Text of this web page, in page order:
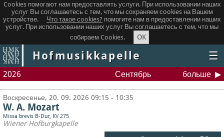
Cookies помогают нам предоставлять услуги. При использовании наших
услуг Вы соглашаетесь с тем, что мы сохраняем сookies на Вашем
устройстве.
Что такое сookies? помогите нам в предоставлении наших
услуг. При использовании наших услуг Вы соглашаетесь с тем, что мы
собираем Cookies.
OK
Hofmusikkapelle ☰
2026 Сентябрь больше
Воскресенье, 20. 09. 2026 09:15 - 10:35
W. A. Mozart
Missa brevis B-Dur, KV 275
Wiener Hofburgkapelle